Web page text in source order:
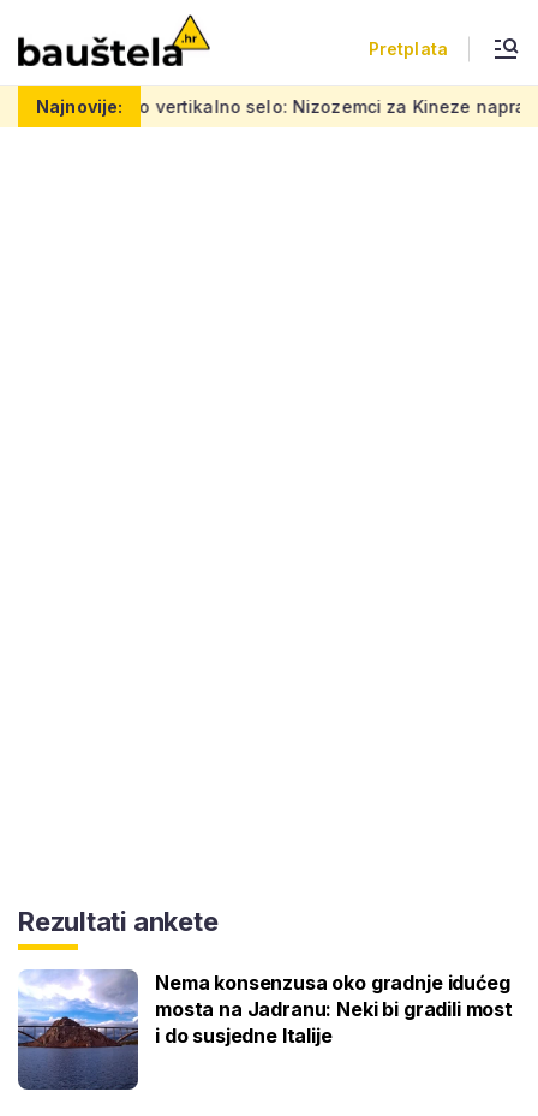
Pretplata
Najnovije:
Šareno vertikalno selo: Nizozemci za Kineze napravili
Rezultati ankete
Nema konsenzusa oko gradnje idućeg
mosta na Jadranu: Neki bi gradili most
i do susjedne Italije